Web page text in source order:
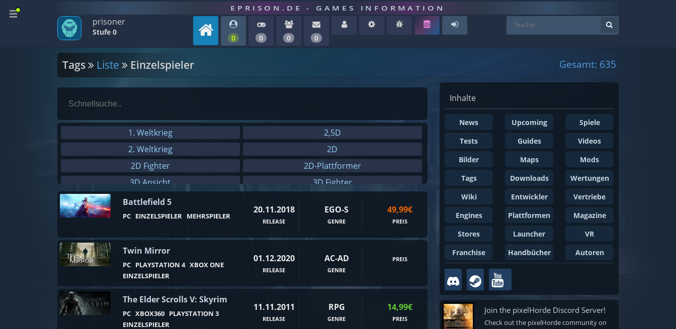
EPRISON.DE - GAMES INFORMATION
prisoner
Stufe 0
0 0 0 0
Tags Liste Einzelspieler Gesamt: 635
1. Weltkrieg
2,5D
2. Weltkrieg
2D
2D Fighter
2D-Plattformer
3D Ansicht
3D Fighter
3D Platformer
4X
8-Bit
Abenteuer
Action
Action-RPG
Aliens
Alternative Geschichte
Amerika
Battlefield 5
PC EINZELSPIELER MEHRSPIELER
20.11.2018
RELEASE
EGO-S
GENRE
49,99€
PREIS
Twin Mirror
PC PLAYSTATION 4 XBOX ONE
EINZELSPIELER
01.12.2020
RELEASE
AC-AD
GENRE
PREIS
The Elder Scrolls V: Skyrim
PC XBOX360 PLAYSTATION 3
EINZELSPIELER
11.11.2011
RELEASE
RPG
GENRE
14,99€
PREIS
Inhalte
News Upcoming
Spiele
Tests
Guides
Videos
Bilder
Maps
Mods
Tags
Downloads
Wertungen
Wiki
Entwickler
Vertriebe
Engines
Plattformen
Magazine
Stores
Launcher
VR
Franchise
Handbücher Autoren
Join the pixelHorde Discord Server!
Check out the pixelHorde community on